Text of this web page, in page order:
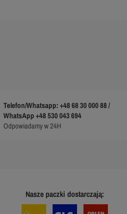
Telefon/Whatsapp: +48 68 30 000 88 /
WhatsApp +48 530 043 694
Odpowiadamy w 24H
Nasze paczki dostarczają: